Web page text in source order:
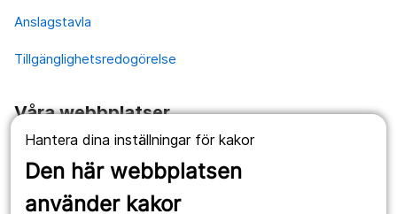
Hantera dina inställningar för kakor
Den här webbplatsen
använder kakor
Anslagstavla
Tillgänglighetsredogörelse
Våra webbplatser
1177.se
Länstrafiken